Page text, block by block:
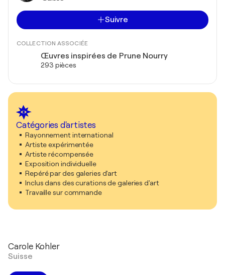
Suivre
COLLECTION ASSOCIÉE
Œuvres inspirées de Prune Nourry
293 pièces
Catégories d'artistes
Rayonnement international
Artiste expérimentée
Artiste récompensée
Exposition individuelle
Repéré par des galeries d'art
Inclus dans des curations de galeries d'art
Travaille sur commande
Carole Kohler
Suisse